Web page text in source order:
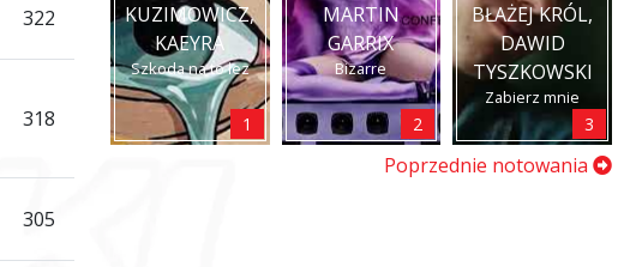
322
318
305
KUZIMOWICZ,
KAEYRA
Szkoda na to łez
1
MARTIN
GARRIX
Bizarre
2
BŁAŻEJ KRÓL,
DAWID
TYSZKOWSKI
Zabierz mnie
3
Poprzednie notowania